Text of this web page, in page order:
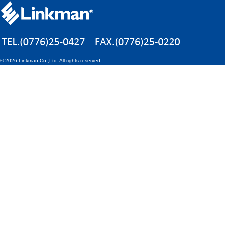
©2026 Linkman Co.,Ltd. All rights reserved.